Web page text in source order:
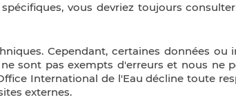
vous devriez toujours
Cependant, certaines données
sont pas exempts d'erreurs et nous ne
International de l'Eau décline toute
externes.